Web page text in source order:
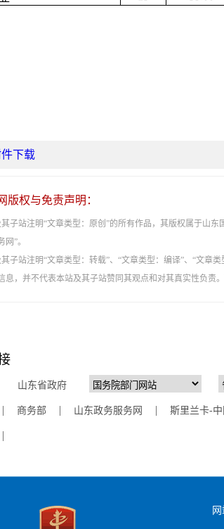
件下载
版权与免责声明：
子站注明“文章类型：原创”的所有作品，其版权属于山
”。
子站注明“文章类型：转载”、“文章类型：编译”、“文章
息，并不代表本站及其子站赞同其观点和对其真实性负责